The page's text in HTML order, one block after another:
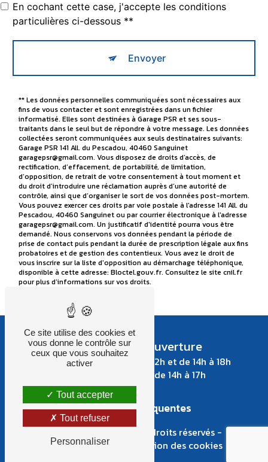
En cochant cette case, j'accepte les conditions
particulières ci-dessous **
Envoyer
** Les données personnelles communiquées sont nécessaires aux
fins de vous contacter et sont enregistrées dans un fichier
informatisé. Elles sont destinées à Garage PSR et ses sous-
traitants dans le seul but de répondre à votre message. Les données
collectées seront communiquées aux seuls destinataires suivants:
Garage PSR 141 All. du Pescadou, 40460 Sanguinet
garagepsr@gmail.com. Vous disposez de droits d’accès, de
rectification, d’effacement, de portabilité, de limitation,
d’opposition, de retrait de votre consentement à tout moment et
du droit d’introduire une réclamation auprès d’une autorité de
contrôle, ainsi que d’organiser le sort de vos données post-mortem.
Vous pouvez exercer ces droits par voie postale à l'adresse 141 All. du
Pescadou, 40460 Sanguinet ou par courrier électronique à l'adresse
garagepsr@gmail.com. Un justificatif d'identité pourra vous être
demandé. Nous conservons vos données pendant la période de
prise de contact puis pendant la durée de prescription légale aux fins
probatoires et de gestion des contentieux. Vous avez le droit de
vous inscrire sur la liste d'opposition au démarchage téléphonique,
disponible à cette adresse: Bloctel.gouv.fr. Consultez le site cnil.fr
pour plus d’informations sur vos droits.
Nos horaires d'ouverture
Du lundi au Jeudi de 8h à 12h et de 14h à 18h
Le vendredi de 8h à 12h et de 14h à 17h
Recherches fréquentes
- 2026 - Tous droits réservés -
Mentions légales
Gestion des cookies
Ce site utilise des cookies et
vous donne le contrôle sur
ceux que vous souhaitez
activer
Tout accepter
Tout refuser
Personnaliser